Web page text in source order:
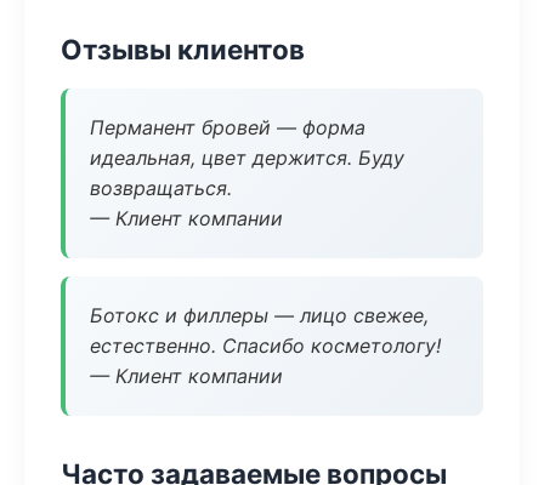
Отзывы клиентов
Перманент бровей — форма
идеальная, цвет держится. Буду
возвращаться.
— Клиент компании
Ботокс и филлеры — лицо свежее,
естественно. Спасибо косметологу!
— Клиент компании
Часто задаваемые вопросы